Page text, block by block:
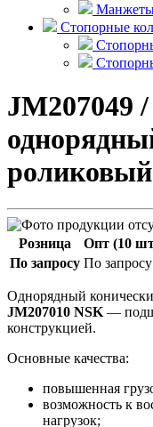
Стопорные
JM207049
Розница Опт (10
По запросу По запросу
Однорядный
JM207010 NSK —
конструкцией.
Основные качества:
повышенная
возможность к
нагрузок;